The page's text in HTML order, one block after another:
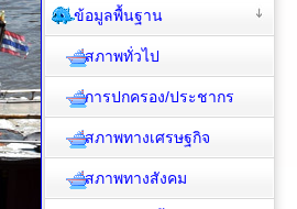
ข้อมูลพื้นฐาน
สภาพทั่วไป
การปกครอง/ประชากร
สภาพทางเศรษฐกิจ
สภาพทางสังคม